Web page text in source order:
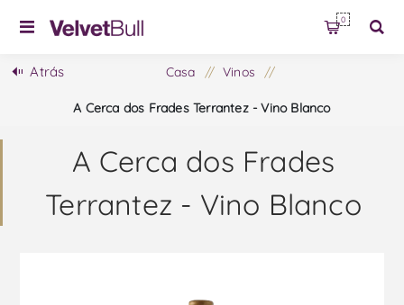
0
Atrás Casa / Vinos /
A Cerca dos Frades Terrantez - Vino Blanco
A Cerca dos Frades
Terrantez - Vino Blanco